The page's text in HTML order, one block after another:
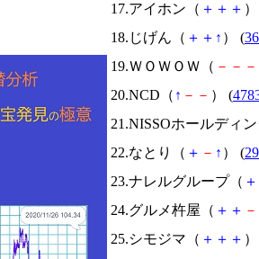
17.アイホン（ ＋ ＋ ＋
18.じげん（ ＋ ＋ ↑ ） (
19.ＷＯＷＯＷ（ － － －
20.NCD（ ↑ － － ） (
21.NISSOホールディ
22.なとり（ ＋ － ↑ ） (
23.ナレルグループ（ ＋
24.グルメ杵屋（ ＋ ＋ －
25.シモジマ（ ＋ ＋ ＋